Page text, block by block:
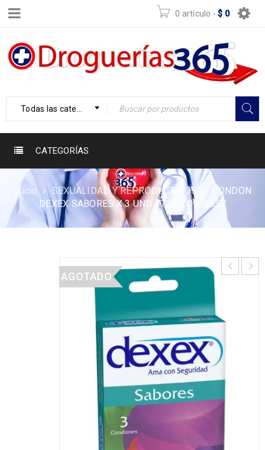
0 artículo - $ 0
Todas las categorías
CATEGORÍAS
Inicio › SEXUALIDAD Y REPRODUCTIVOS
CONDON
DEXEX SABORES X 3 UND 7707200908657
AGOTADO